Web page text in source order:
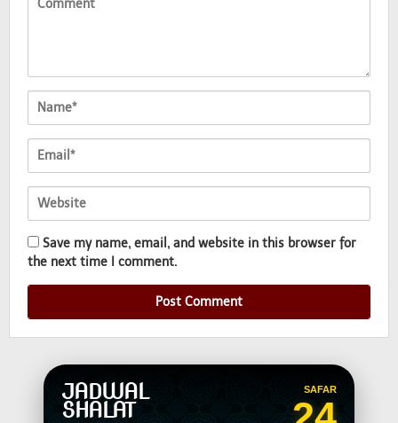
Save my name, email, and website in this browser for
the next time I comment.
JADWAL
SHALAT
SAFAR